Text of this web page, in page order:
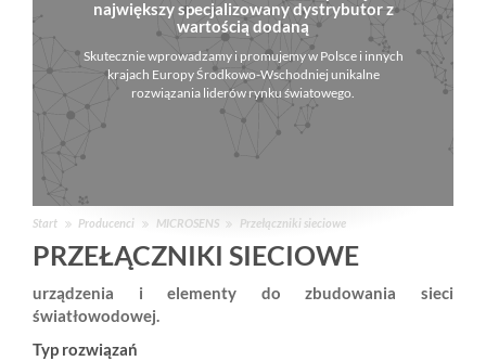
największy specjalizowany dystrybutor z
wartością dodaną
Skutecznie wprowadzamy i promujemy w Polsce i innych
krajach Europy Środkowo-Wschodniej unikalne
rozwiązania liderów rynku światowego.
Start Producenci MICROSENS Przełączniki sieciowe
PRZEŁĄCZNIKI SIECIOWE
urządzenia i elementy do zbudowania sieci
światłowodowej.
Typ rozwiązań